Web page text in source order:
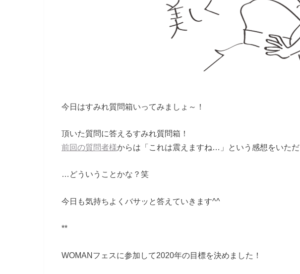
今日はすみれ質問箱いってみましょ～！
頂いた質問に答えるすみれ質問箱！
前回の質問者様からは「これは震えますね…」という感想をいただ
…どういうことかな？笑
今日も気持ちよくバサッと答えていきます^^
**
WOMANフェスに参加して2020年の目標を決めました！